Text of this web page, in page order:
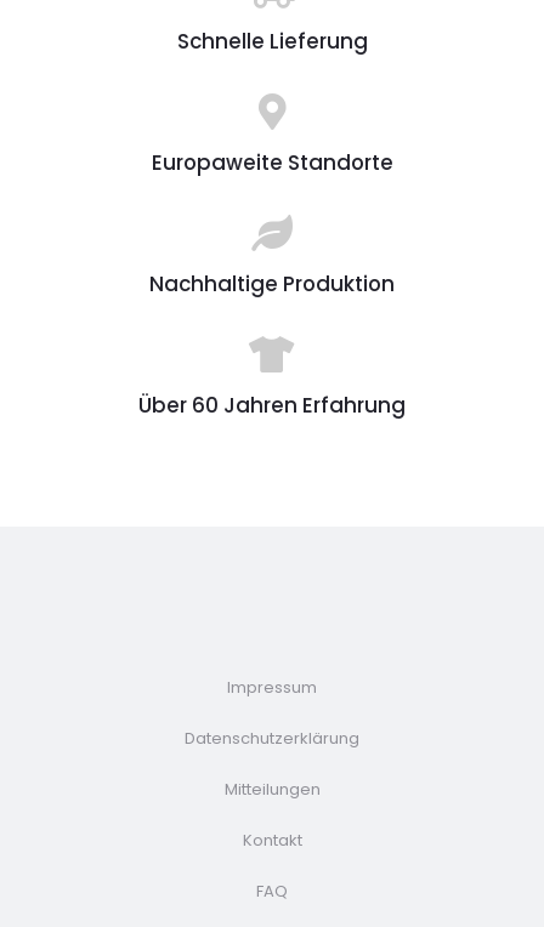
Schnelle Lieferung
Europaweite Standorte
Nachhaltige Produktion
Über 60 Jahren Erfahrung
Impressum
Datenschutzerklärung
Mitteilungen
Kontakt
FAQ